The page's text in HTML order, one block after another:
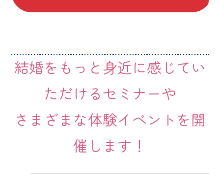
結婚をもっと身近に感じてい
ただけるセミナーや
さまざまな体験イベントを開
催します！